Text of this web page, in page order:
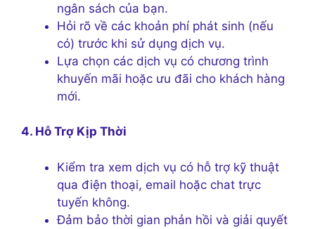
ngân sách của bạn.
Hỏi rõ về các khoản phí phát sinh (nếu
có) trước khi sử dụng dịch vụ.
Lựa chọn các dịch vụ có chương trình
khuyến mãi hoặc ưu đãi cho khách hàng
mới.
4. Hỗ Trợ Kịp Thời
Kiểm tra xem dịch vụ có hỗ trợ kỹ thuật
qua điện thoại, email hoặc chat trực
tuyến không.
Đảm bảo thời gian phản hồi và giải quyết